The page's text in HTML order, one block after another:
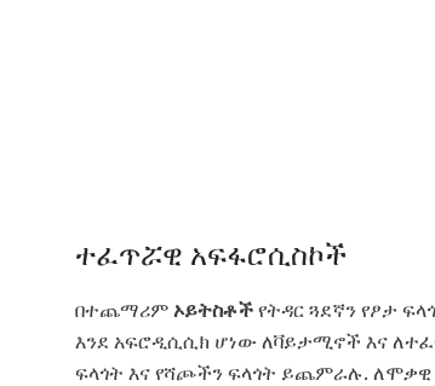
ተፈጥሯዊ አፍፋሮሲስኮች
በተጨማሪም ኦይትስቶች የትዳር ጓደኛን የፆታ
እንደ አፍሮዲሲሲክ ሆነው ለቫይታሚኖች እና
ፍላጎት እና የሻጮችን ፍላጎት ይጨምራሉ.